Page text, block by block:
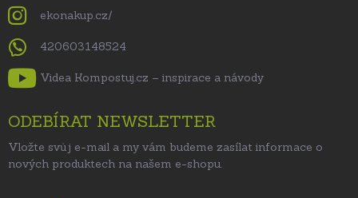
ekonakup.cz/
420603148524
Videa Kompostuj.cz – inspirace a návody
ODEBÍRAT NEWSLETTER
Vložte svůj e-mail a my vám budeme zasílat informace o
nových produktech na našem e-shopu.